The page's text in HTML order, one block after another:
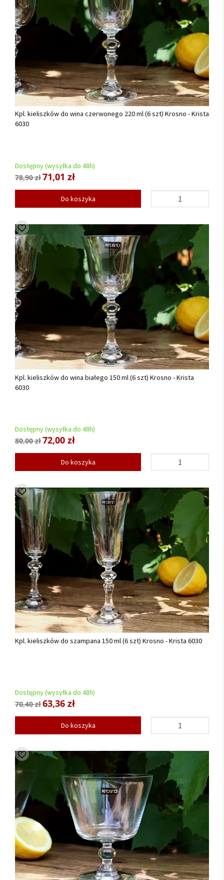
Kpl. kieliszków do wina czerwonego 220 ml (6 szt) Krosno - Krista
6030
Dostępny (wysyłka do 48h)
78,90 zł71,01 zł
Do koszyka
Kpl. kieliszków do wina białego 150 ml (6 szt) Krosno - Krista
6030
Dostępny (wysyłka do 48h)
80,00 zł72,00 zł
Do koszyka
Kpl. kieliszków do szampana 150 ml (6 szt) Krosno - Krista 6030
Dostępny (wysyłka do 48h)
70,40 zł63,36 zł
Do koszyka